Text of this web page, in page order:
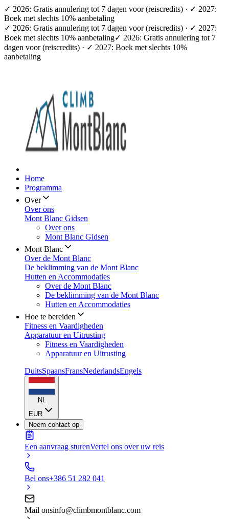
✓ 2026: Gratis annulering tot 7 dagen voor (reiscredits) · ✓ 2027:
Boek met slechts 10% aanbetaling
✓ 2026: Gratis annulering tot 7 dagen voor (reiscredits) · ✓ 2027:
Boek met slechts 10% aanbetaling✓ 2026: Gratis annulering tot 7
dagen voor (reiscredits) · ✓ 2027: Boek met slechts 10%
aanbetaling
Home
Programma
Over
Over ons
Mont Blanc Gidsen
Over ons
Mont Blanc Gidsen
Mont Blanc
Over de Mont Blanc
De beklimming van de Mont Blanc
Hutten en Accommodaties
Over de Mont Blanc
De beklimming van de Mont Blanc
Hutten en Accommodaties
Hoe te bereiden
Fitness en Vaardigheden
Apparatuur en Uitrusting
Fitness en Vaardigheden
Apparatuur en Uitrusting
DuitsSpaansFransNederlandsEngels
NL
EUR
Neem contact op
Een aanvraag sturenVertel ons over uw reis
Bel ons+386 51 282 041
Mail onsinfo@climbmontblanc.com